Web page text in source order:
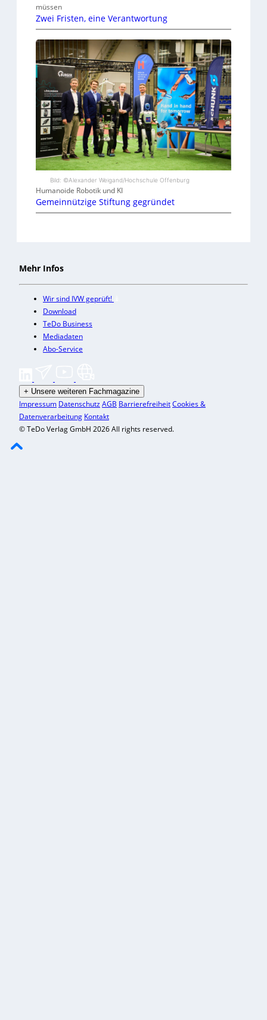
müssen
Zwei Fristen, eine Verantwortung
Bild: ©Alexander Weigand/Hochschule Offenburg
Humanoide Robotik und KI
Gemeinnützige Stiftung gegründet
Mehr Infos
Wir sind IVW geprüft!
Download
TeDo Business
Mediadaten
Abo-Service
+ Unsere weiteren Fachmagazine
Impressum DatenschutzAGB BarrierefreiheitCookies &
Datenverarbeitung Kontakt
© TeDo Verlag GmbH 2026 All rights reserved.